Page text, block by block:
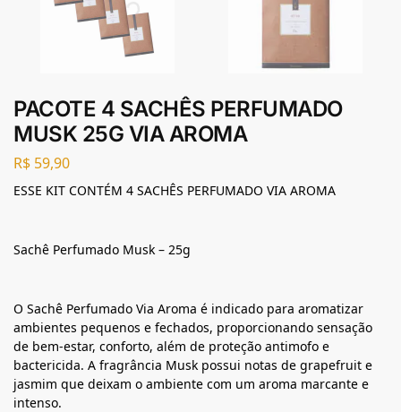
PACOTE 4 SACHÊS PERFUMADO
MUSK 25G VIA AROMA
R$ 59,90
ESSE KIT CONTÉM 4 SACHÊS PERFUMADO VIA AROMA
Sachê Perfumado Musk – 25g
O Sachê Perfumado Via Aroma é indicado para aromatizar
ambientes pequenos e fechados, proporcionando sensação
de bem-estar, conforto, além de proteção antimofo e
bactericida. A fragrância Musk possui notas de grapefruit e
jasmim que deixam o ambiente com um aroma marcante e
intenso.